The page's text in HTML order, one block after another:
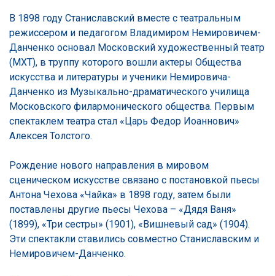
В 1898 году Станиславский вместе с театральным
режиссером и педагогом Владимиром Немировичем-
Данченко основал Московский художественный театр
(МХТ), в труппу которого вошли актеры Общества
искусства и литературы и ученики Немировича-
Данченко из Музыкально-драматического училища
Московского филармонического общества. Первым
спектаклем театра стал «Царь Федор Иоаннович»
Алексея Толстого.
Рождение нового направления в мировом
сценическом искусстве связано с постановкой пьесы
Антона Чехова «Чайка» в 1898 году, затем были
поставлены другие пьесы Чехова – «Дядя Ваня»
(1899), «Три сестры» (1901), «Вишневый сад» (1904).
Эти спектакли ставились совместно Станиславским и
Немировичем-Данченко.